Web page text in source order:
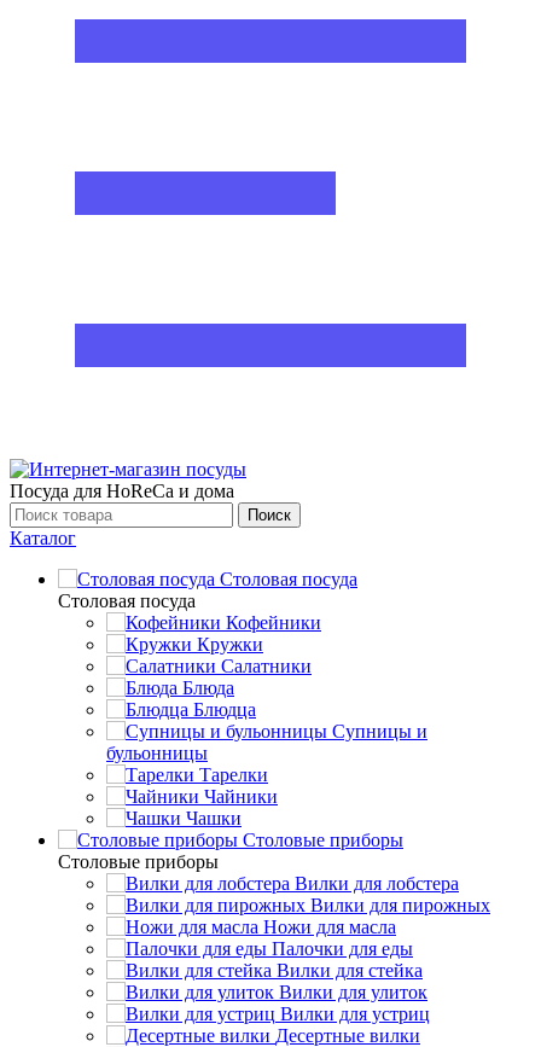
Посуда для HoReCa и дома
Поиск
Каталог
Столовая посуда
Столовая посуда
Кофейники
Кружки
Салатники
Блюда
Блюдца
Супницы и
бульонницы
Тарелки
Чайники
Чашки
Cтоловые приборы
Cтоловые приборы
Вилки для лобстера
Вилки для пирожных
Ножи для масла
Палочки для еды
Вилки для стейка
Вилки для улиток
Вилки для устриц
Десертные вилки